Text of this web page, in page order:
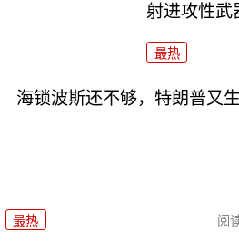
射进攻性武
最热
海锁波斯还不够，特朗普又
最热 阅